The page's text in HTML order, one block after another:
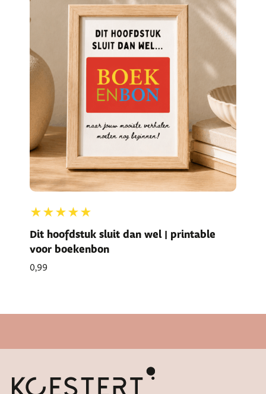
★★★★★
Dit hoofdstuk sluit dan wel | printable
voor boekenbon
0,99